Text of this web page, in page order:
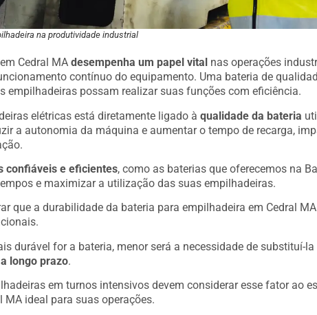
na produtividade industrial
Cedral MA desempenha um papel vital nas operações
contínuo do equipamento. Uma bateria de
empilhadeiras possam realizar suas funções com eficiência.
elétricas está diretamente ligado à qualidade da bateria
a autonomia da máquina e aumentar o tempo de recarga,
confiáveis e eficientes, como as baterias que oferecemos na
e maximizar a utilização das suas empilhadeiras.
que a durabilidade da bateria para empilhadeira em Cedral
durável for a bateria, menor será a necessidade de substituí-
longo prazo.
em turnos intensivos devem considerar esse fator ao
MA ideal para suas operações.